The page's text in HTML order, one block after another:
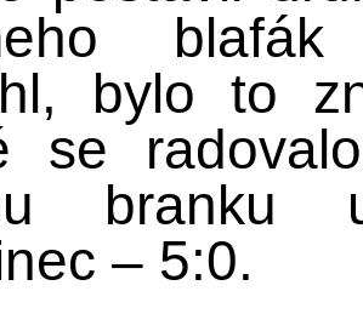
bylo to
se
branku
– 5:0.